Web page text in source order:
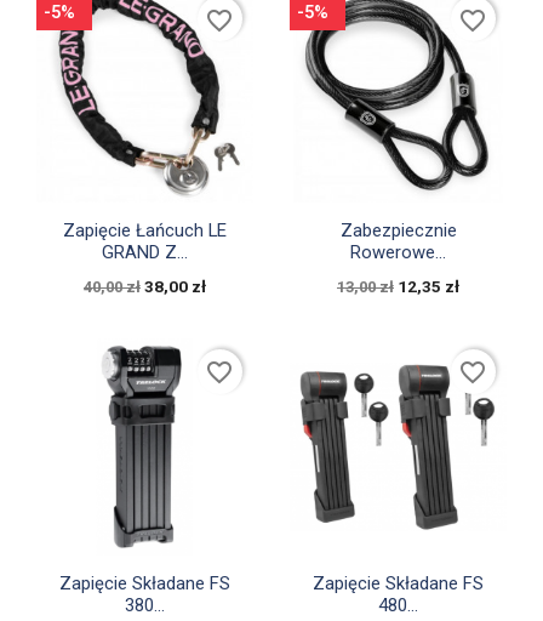
Szybki podgląd
Zapięcie Łańcuch LE
GRAND Z...
40,00 zł 38,00 zł
-5% favorite_border
Szybki podgląd
Zabezpiecznie
Rowerowe...
13,00 zł 12,35 zł
-5% favorite_border
Szybki podgląd
Zapięcie Składane FS
380...
favorite_border
Szybki podgląd
Zapięcie Składane FS
480...
favorite_border